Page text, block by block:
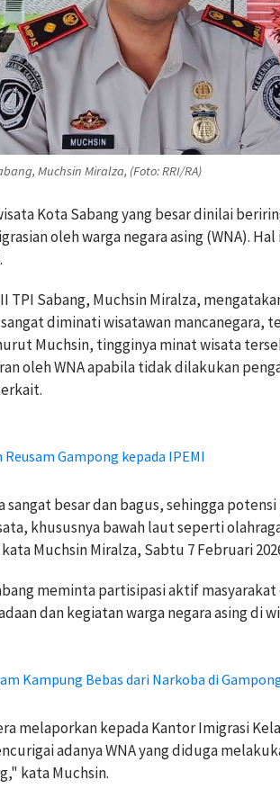
Muchsin Miralza, (Foto: RRI/RA)
Kota Sabang yang besar dinilai
oleh warga negara asing (WNA).
TPI Sabang, Muchsin Miralza,
diminati wisatawan mancanegara,
Muchsin, tingginya minat wisata
oleh WNA apabila tidak dilakukan
Gampong kepada IPEMI
sangat besar dan bagus, sehingga
khususnya bawah laut seperti
Muchsin Miralza, Sabtu 7 Februari
meminta partisipasi aktif
dan kegiatan warga negara asing di
Kampung Bebas dari Narkoba di
melaporkan kepada Kantor Imigrasi
adanya WNA yang diduga
kata Muchsin.